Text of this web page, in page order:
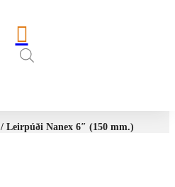

/ Leirpúði Nanex 6″ (150 mm.)